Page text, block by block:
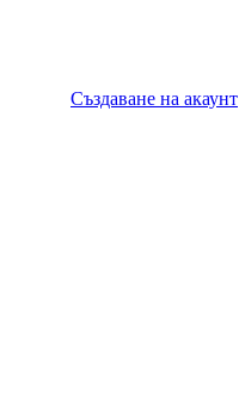
Създаване на акаунт